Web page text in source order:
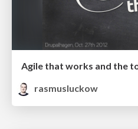
Agile that works and the
rasmusluckow